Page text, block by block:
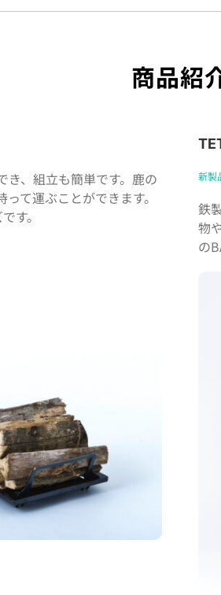
商品紹
、組立も簡単です。鹿の
て運ぶことができます。
す。
新製
鉄
物
の